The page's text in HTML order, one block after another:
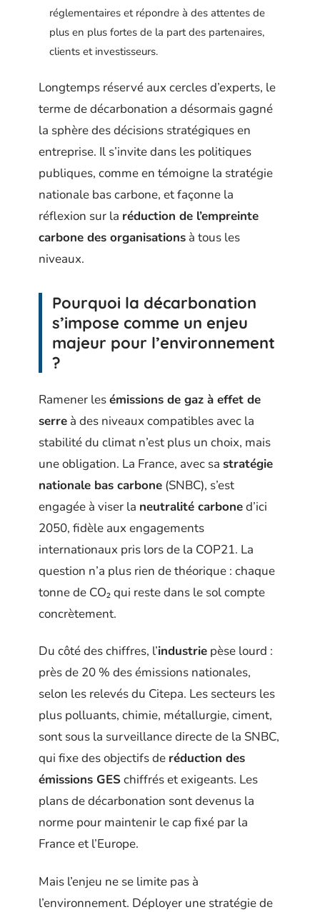
réglementaires et répondre à des attentes de
plus en plus fortes de la part des partenaires,
clients et investisseurs.
Longtemps réservé aux cercles d’experts, le
terme de décarbonation a désormais gagné
la sphère des décisions stratégiques en
entreprise. Il s’invite dans les politiques
publiques, comme en témoigne la stratégie
nationale bas carbone, et façonne la
réflexion sur la réduction de l’empreinte
carbone des organisations à tous les
niveaux.
Pourquoi la décarbonation
s’impose comme un enjeu
majeur pour l’environnement
?
Ramener lesémissions de gaz à effet de
serre à des niveaux compatibles avec la
stabilité du climat n’est plus un choix, mais
une obligation. La France, avec sa stratégie
nationale bas carbone (SNBC), s’est
engagée à viser la neutralité carboned’ici
2050, fidèle aux engagements
internationaux pris lors de la COP21. La
question n’a plus rien de théorique : chaque
tonne de CO₂ qui reste dans le sol compte
concrètement.
Du côté des chiffres, l’industrie pèse lourd :
près de 20 % des émissions nationales,
selon les relevés du Citepa. Les secteurs les
plus polluants, chimie, métallurgie, ciment,
sont sous la surveillance directe de la SNBC,
qui fixe des objectifs de réduction des
émissions GESchiffrés et exigeants. Les
plans de décarbonation sont devenus la
norme pour maintenir le cap fixé par la
France et l’Europe.
Mais l’enjeu ne se limite pas à
l’environnement. Déployer une stratégie de